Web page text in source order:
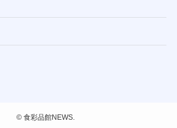
©食彩品館NEWS.